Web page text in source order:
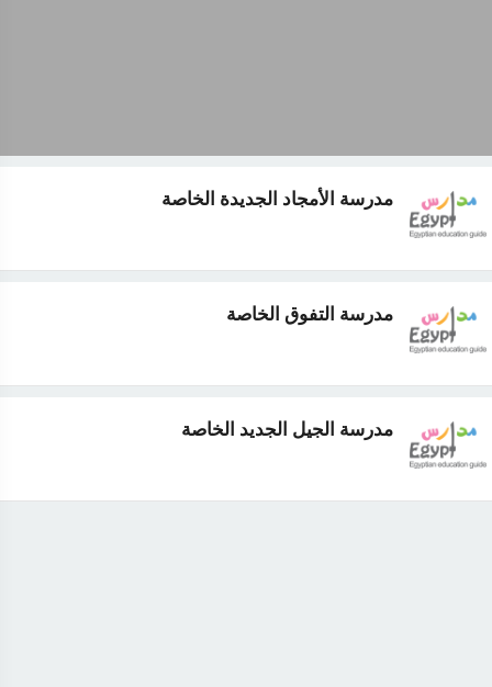
مدرسة الأمجاد الجديدة الخاصة
مدرسة التفوق الخاصة
مدرسة الجيل الجديد الخاصة